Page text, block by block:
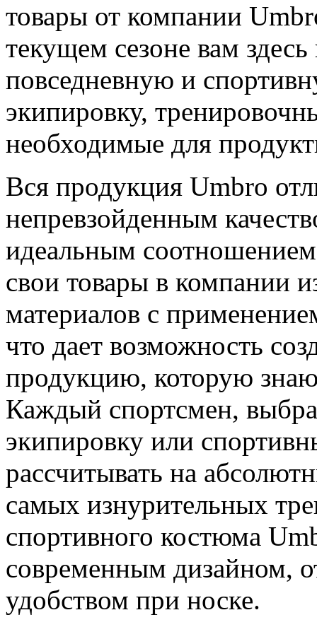
товары от компании
текущем сезоне вам
повседневную и
экипировку,
необходимые для
Вся продукция Umbro
непревзойденным
идеальным соотношением
свои товары в компании
материалов с
что дает возможность
продукцию, которую
Каждый спортсмен,
экипировку или
рассчитывать на
самых изнурительных
спортивного костюма
современным дизайном,
удобством при носке.